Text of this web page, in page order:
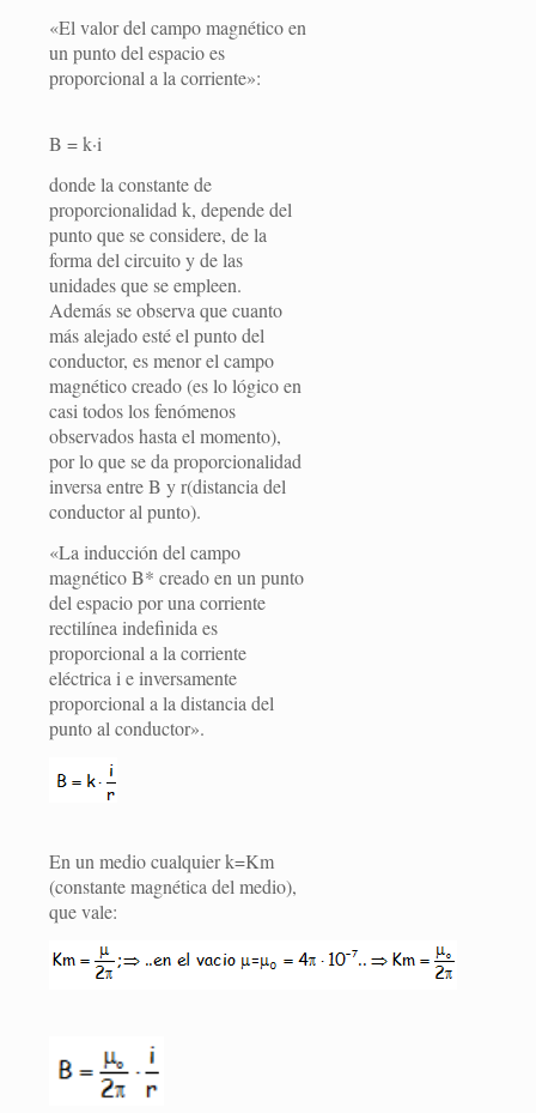
«El valor del campo magnético en
un punto del espacio es
proporcional a la corriente»:
B = k·i
donde la constante de
proporcionalidad k, depende del
punto que se considere, de la
forma del circuito y de las
unidades que se empleen.
Además se observa que cuanto
más alejado esté el punto del
conductor, es menor el campo
magnético creado (es lo lógico en
casi todos los fenómenos
observados hasta el momento),
por lo que se da proporcionalidad
inversa entre B y r(distancia del
conductor al punto).
«La inducción del campo
magnético B* creado en un punto
del espacio por una corriente
rectilínea indefinida es
proporcional a la corriente
eléctrica i e inversamente
proporcional a la distancia del
punto al conductor».
En un medio cualquier k=Km
(constante magnética del medio),
que vale: